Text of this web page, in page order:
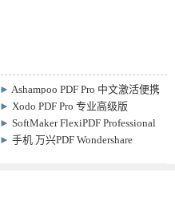
► Ashampoo PDF Pro 中文激活便携
版 v3.0.8
► Xodo PDF Pro 专业高级版
v10.15.0 手机PDF编辑软件
►SoftMaker FlexiPDF Professional
破解版 2025.420.0626+OCR和文本
►手机 万兴PDF Wondershare